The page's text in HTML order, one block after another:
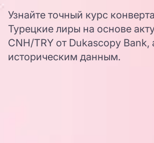
Узнайте точный курс
Турецкие лиры на основе
CNH/TRY от Dukascopy Bank,
историческим данным.